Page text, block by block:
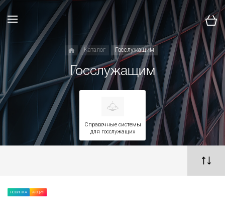
Каталог Госслужащим
Госслужащим
Справочные системы
для госслужащих
НОВИНКА АКЦИЯ